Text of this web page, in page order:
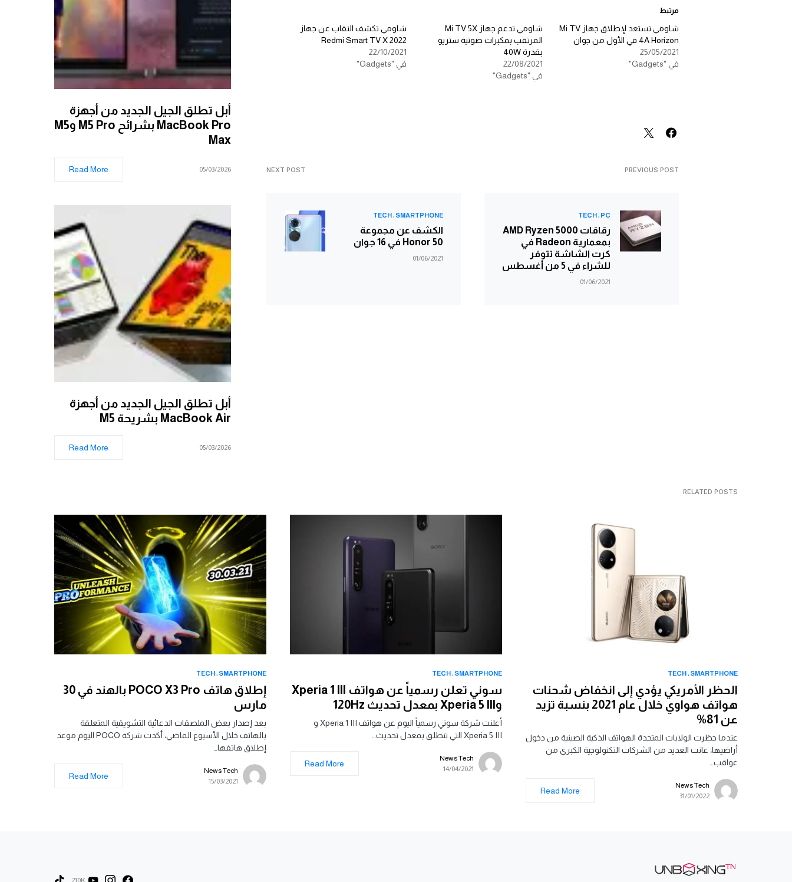
مرتبط
شاومي تستعد لإطلاق جهاز Mi TV
4A Horizon في الأول من جوان
25/05/2021
في "Gadgets"
شاومي تدعم جهاز Mi TV 5X
المرتقب بمكبرات صوتية ستريو
بقدرة 40W
22/08/2021
في "Gadgets"
شاومي تكشف النقاب عن جهاز
Redmi Smart TV X 2022
22/10/2021
في "Gadgets"
PREVIOUS POST
PC
TECH
رقاقات AMD Ryzen 5000
بمعمارية Radeon في
كرت الشاشة تتوفر
للشراء في 5 من أغسطس
01/06/2021
NEXT POST
SMARTPHONE
TECH
الكشف عن مجموعة
Honor 50 في 16 جوان
01/06/2021
أبل تطلق الجيل الجديد من أجهزة
MacBook Pro بشرائح M5 Pro وM5
Max
05/03/2026
Read More
أبل تطلق الجيل الجديد من أجهزة
MacBook Air بشريحة M5
05/03/2026
Read More
RELATED POSTS
SMARTPHONE
TECH
الحظر الأمريكي يؤدي إلى انخفاض شحنات
هواتف هواوي خلال عام 2021 بنسبة تزيد
عن 81%
عندما حظرت الولايات المتحدة الهواتف الذكية الصينية من دخول
أراضيها، عانت العديد من الشركات التكنولوجية الكبرى من
عواقب…
News Tech
31/01/2022
Read More
SMARTPHONE
TECH
سوني تعلن رسمياً عن هواتف Xperia 1 III
وXperia 5 III بمعدل تحديث 120Hz
أعلنت شركة سوني رسمياً اليوم عن هواتف Xperia 1 III و
Xperia 5 III التي تنطلق بمعدل تحديث…
News Tech
14/04/2021
Read More
SMARTPHONE
TECH
إطلاق هاتف POCO X3 Pro بالهند في 30
مارس
بعد إصدار بعض الملصقات الدعائية التشويقية المتعلقة
بالهاتف خلال الأسبوع الماضي، أكدت شركة POCO اليوم موعد
إطلاق هاتفها…
News Tech
15/03/2021
Read More
210K